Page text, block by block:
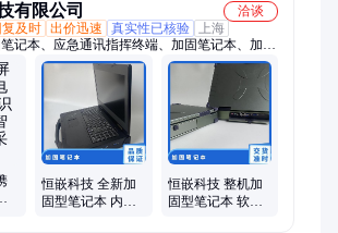
有限公司
洽谈
复及时 出价迅速 真实性已核验
上海
记本、应急通讯指挥终端、加固笔记本、加固
服务器、加固服务器
恒嵌科技 全新加
固型笔记本 内置
恒嵌科技 整机加
固型笔记本 软性